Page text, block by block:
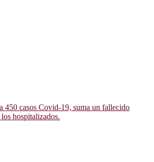
450 casos Covid-19, suma un fallecido
hospitalizados.